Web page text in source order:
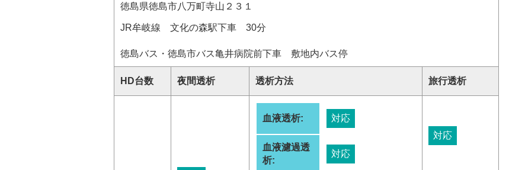
徳島県徳島市八万町寺山２３１
JR牟岐線 文化の森駅下車 30分
徳島バス・徳島市バス亀井病院前下車 敷地内バス停
HD台数 夜間透析 透析方法 旅行透析
血液透析: 対応
血液濾過透
析:
対応
対応